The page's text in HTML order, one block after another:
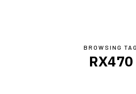
BROWSING TAG
RX470